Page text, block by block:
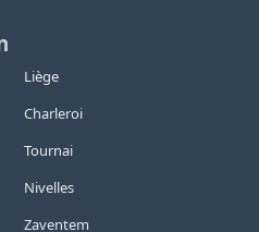
Liège
Charleroi
Tournai
Nivelles
Zaventem